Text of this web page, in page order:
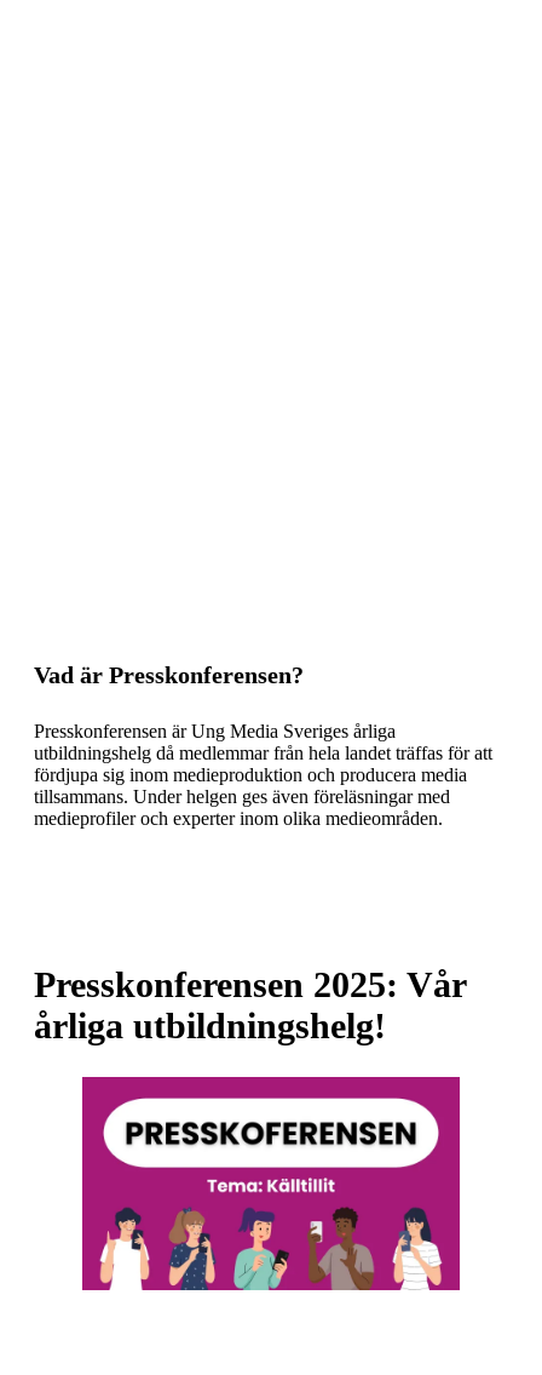
Vad är Presskonferensen?
Presskonferensen är Ung Media Sveriges årliga
utbildningshelg då medlemmar från hela landet träffas för att
fördjupa sig inom medieproduktion och producera media
tillsammans. Under helgen ges även föreläsningar med
medieprofiler och experter inom olika medieområden.
Presskonferensen 2025: Vår
årliga utbildningshelg!